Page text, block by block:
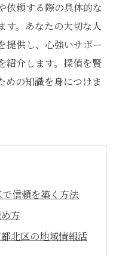
依頼する際の具体的な
す。あなたの大切な人
提供し、心強いサポー
紹介します。探偵を賢
めの知識を身につけま
信頼を築く方法
方
北区の地域情報活